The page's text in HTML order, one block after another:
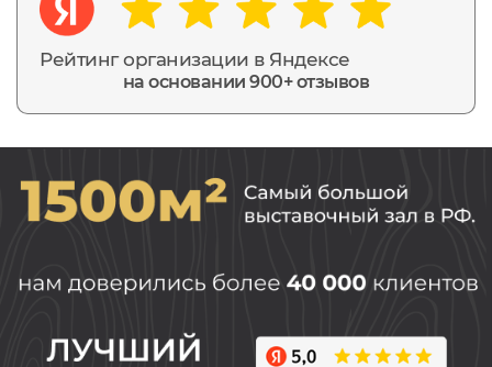
Рейтинг организации в Яндексе
на основании 900+ отзывов